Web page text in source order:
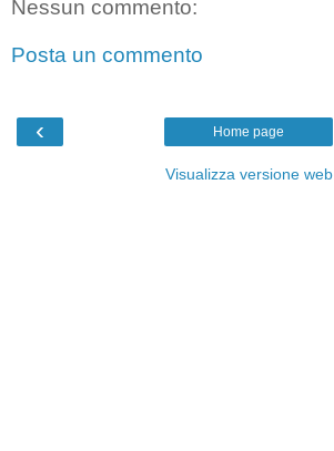
Nessun commento:
Posta un commento
‹ Home page
Visualizza versione web